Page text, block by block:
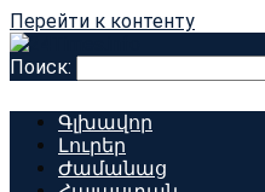
Перейти к контенту
Поиск:
Գլխավոր
Լուրեր
Ժամանաց